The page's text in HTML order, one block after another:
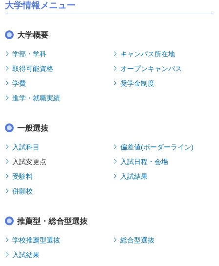
大学情報メニュー
大学概要
学部・学科
キャンパス所在地
取得可能資格
オープンキャンパス
学費
奨学金制度
進学・就職実績
一般選抜
入試科目
偏差値(ボーダーライン)
入試変更点
入試日程・会場
受験料
入試結果
併願校
推薦型・総合型選抜
学校推薦型選抜
総合型選抜
入試結果